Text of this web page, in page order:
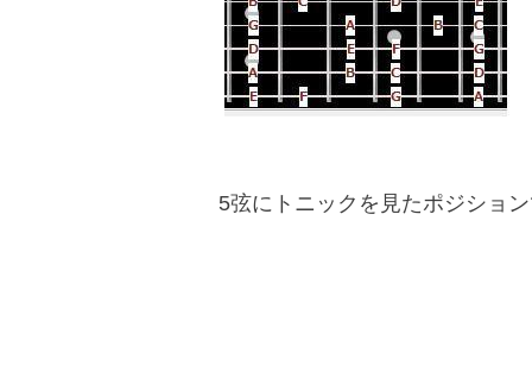
5弦にトニックを見たポジショ